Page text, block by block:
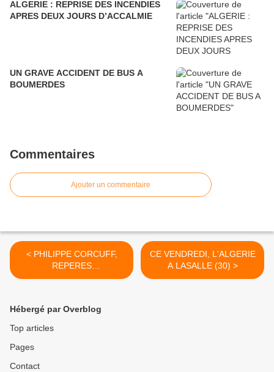
ALGERIE : REPRISE DES INCENDIES
APRES DEUX JOURS D’ACCALMIE
UN GRAVE ACCIDENT DE BUS A
BOUMERDES
Commentaires
Ajouter un commentaire
< PHILIPPE CORCUFF,
REPERES
INTELLECTUELS,
CE VENDREDI, L'ALGERIE
A LASALLE (30) >
Hébergé par Overblog
Top articles
Pages
Contact